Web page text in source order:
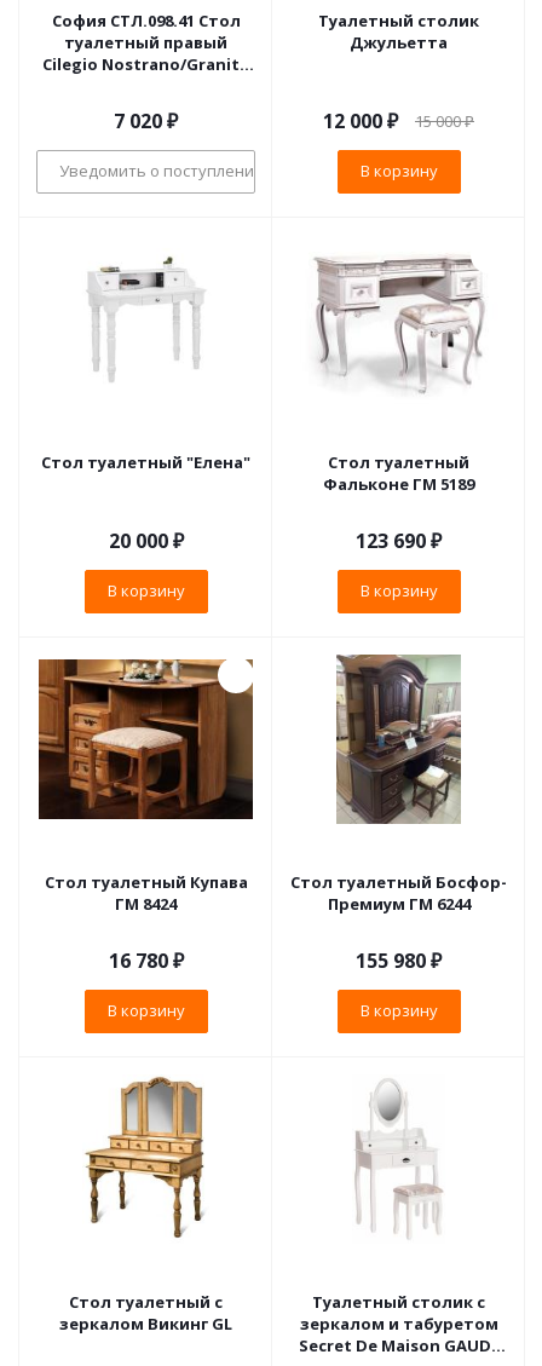
София СТЛ.098.41 Стол
туалетный правый
Cilegio Nostrano/Granite
7 020₽
Уведомить о поступлении
Туалетный столик
Джульетта
12 000₽ 15 000₽
В корзину
Стол туалетный "Елена"
20 000₽
В корзину
Стол туалетный
Фальконе ГМ 5189
123 690₽
В корзину
Стол туалетный Купава
ГМ 8424
16 780₽
В корзину
Стол туалетный Босфор-
Премиум ГМ 6244
155 980₽
В корзину
Стол туалетный с
зеркалом Викинг GL
Туалетный столик с
зеркалом и табуретом
Secret De Maison GAUDE